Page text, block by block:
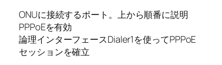
ONUに接続するポート。上から順番に説明
PPPoEを有効
論理インターフェースDialer1を使ってPPPoE
セッションを確立